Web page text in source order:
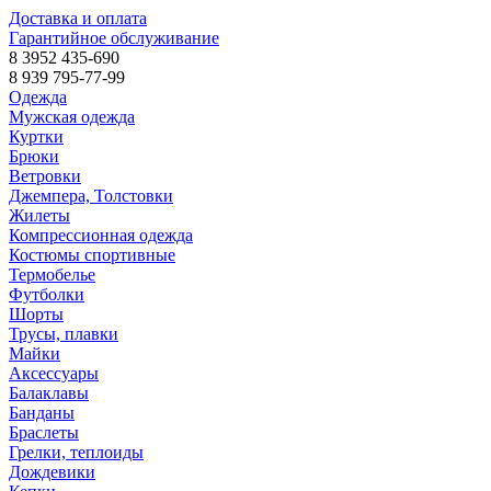
Доставка и оплата
Гарантийное обслуживание
8 3952 435-690
8 939 795-77-99
Одежда
Мужская одежда
Куртки
Брюки
Ветровки
Джемпера, Толстовки
Жилеты
Компрессионная одежда
Костюмы спортивные
Термобелье
Футболки
Шорты
Трусы, плавки
Майки
Аксессуары
Балаклавы
Банданы
Браслеты
Грелки, теплоиды
Дождевики